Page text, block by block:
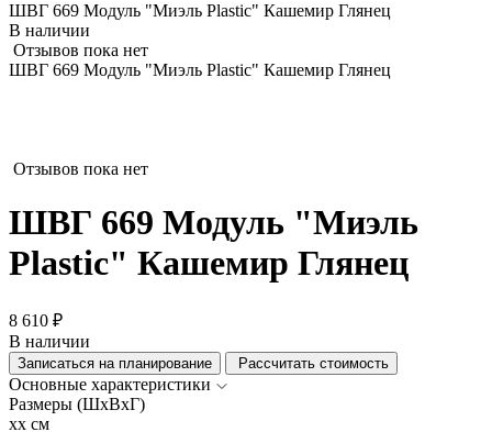
ШВГ 669 Модуль "Миэль Plastic" Кашемир Глянец
В наличии
Отзывов пока нет
ШВГ 669 Модуль "Миэль Plastic" Кашемир Глянец
Отзывов пока нет
ШВГ 669 Модуль "Миэль
Plastic" Кашемир Глянец
8 610 ₽
В наличии
Записаться на планирование Рассчитать стоимость
Основные характеристики
Размеры (ШхВхГ)
xx см